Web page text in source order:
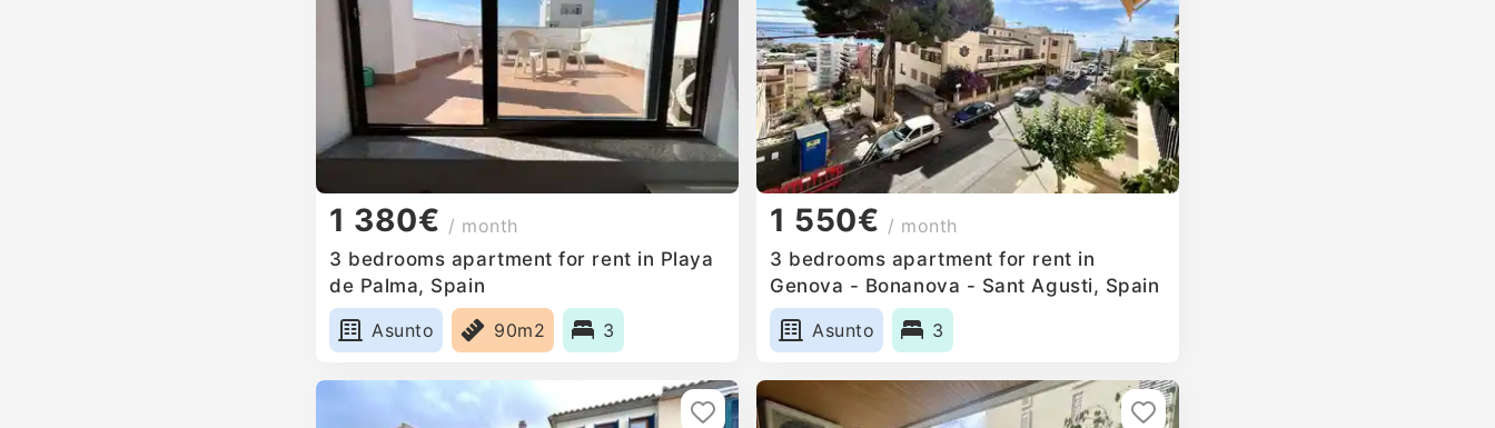
1 380€ / month
3 bedrooms apartment for rent in Playa
de Palma, Spain
Asunto
90m2 3
1 550€ / month
3 bedrooms apartment for rent in
Genova - Bonanova - Sant Agusti, Spain
Asunto
3